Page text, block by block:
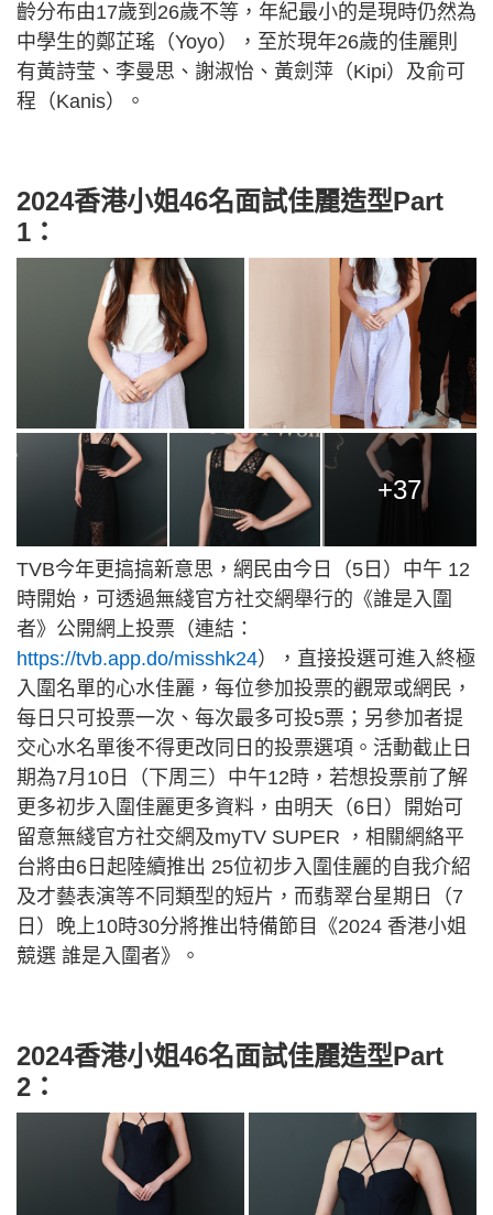
齡分布由17歲到26歲不等，年紀最小的是現時仍然為
中學生的鄭芷瑤（Yoyo），至於現年26歲的佳麗則
有黃詩莹、李曼思、謝淑怡、黃劍萍（Kipi）及俞可
程（Kanis）。
2024香港小姐46名面試佳麗造型Part
1：
+37
TVB今年更搞搞新意思，網民由今日（5日）中午 12
時開始，可透過無綫官方社交網舉行的《誰是入圍
者》公開網上投票（連結：
https://tvb.app.do/misshk24），直接投選可進入終極
入圍名單的心水佳麗，每位參加投票的觀眾或網民，
每日只可投票一次、每次最多可投5票；另參加者提
交心水名單後不得更改同日的投票選項。活動截止日
期為7月10日（下周三）中午12時，若想投票前了解
更多初步入圍佳麗更多資料，由明天（6日）開始可
留意無綫官方社交網及myTV SUPER ，相關網絡平
台將由6日起陸續推出 25位初步入圍佳麗的自我介紹
及才藝表演等不同類型的短片，而翡翠台星期日（7
日）晚上10時30分將推出特備節目《2024 香港小姐
競選 誰是入圍者》。
2024香港小姐46名面試佳麗造型Part
2：